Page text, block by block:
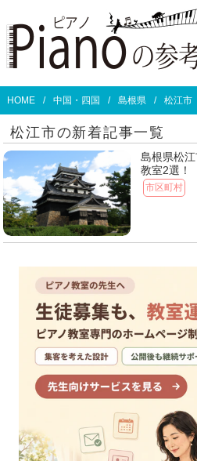
HOME 中国・四国 島根県 松江市
松江市の新着記事一覧
島根県松
教室2選！
市区町村